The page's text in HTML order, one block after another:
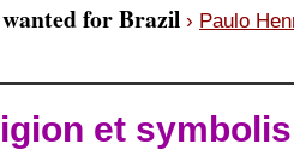
for Brazil › Paulo
et